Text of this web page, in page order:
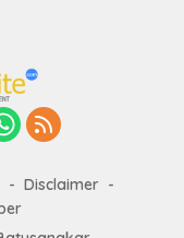
Disclaimer